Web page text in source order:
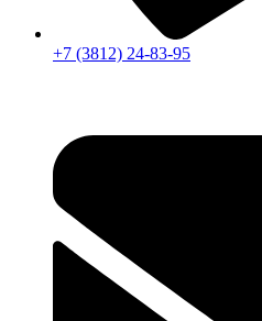
+7 (3812) 24-83-95